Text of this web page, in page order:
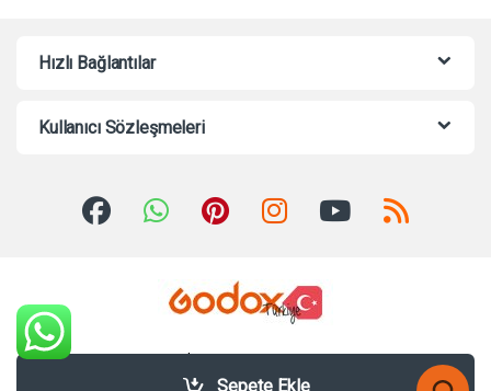
Sepete Ekle
Hızlı Bağlantılar
Kullanıcı Sözleşmeleri
Sorularınız mı var? Bize 7/24
Whatsappdan Yazabilirsiniz!